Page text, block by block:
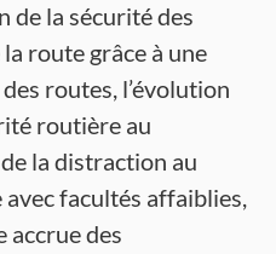
de la sécurité des
route grâce à une
routes, l’évolution
routière au
la distraction au
facultés affaiblies,
accrue des